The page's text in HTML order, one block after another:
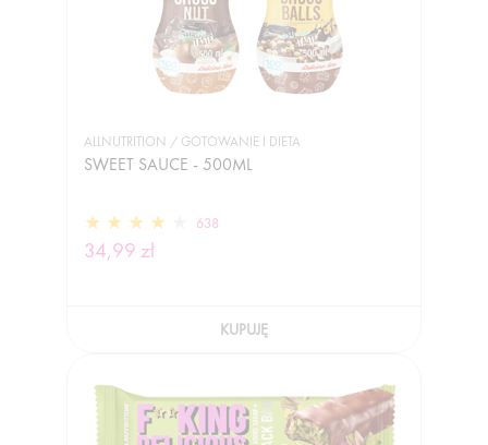
ALLNUTRITION / GOTOWANIE I DIETA
SWEET SAUCE - 500ML
638
34,99 zł
KUPUJĘ